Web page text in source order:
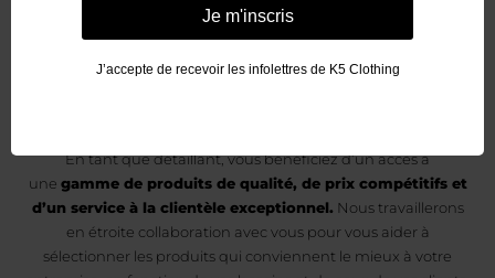
de K5 Clothing &
Accessories?
En tant que détaillant, vous bénéficiez d’un accès à
une gamme de produits de qualité, de prix compétitifs et
d’un service à la clientèle exceptionnel. Nous travaillerons
en étroite collaboration avec vous pour vous aider à
sélectionner les produits qui conviennent le mieux à votre
Je m'inscris
J’accepte de recevoir les infolettres de K5 Clothing